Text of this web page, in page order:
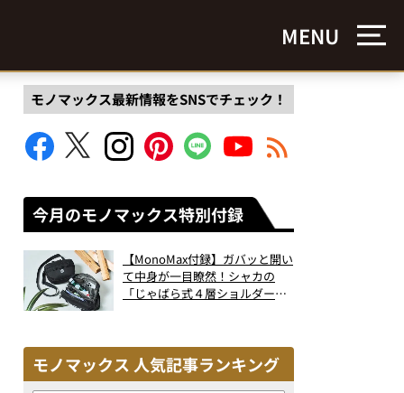
MENU
モノマックス最新情報をSNSでチェック！
今月のモノマックス特別付録
【MonoMax付録】ガバッと開い
て中身が一目瞭然！シャカの
「じゃばら式４層ショルダーバ
モノマックス 人気記事ランキング